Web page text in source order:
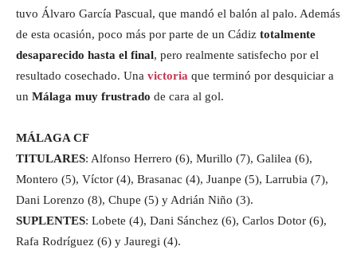
tuvo Álvaro García Pascual, que mandó el balón al palo. Además
de esta ocasión, poco más por parte de un Cádiz totalmente
desaparecido hasta el final, pero realmente satisfecho por el
resultado cosechado. Una victoria que terminó por desquiciar a
un Málaga muy frustrado de cara al gol.
MÁLAGA CF
TITULARES: Alfonso Herrero (6), Murillo (7), Galilea (6),
Montero (5), Víctor (4), Brasanac (4), Juanpe (5), Larrubia (7),
Dani Lorenzo (8), Chupe (5) y Adrián Niño (3).
SUPLENTES: Lobete (4), Dani Sánchez (6), Carlos Dotor (6),
Rafa Rodríguez (6) y Jauregi (4).